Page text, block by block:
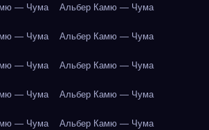
— Чума Альбер Камю — Чума
— Чума Альбер Камю — Чума
— Чума Альбер Камю — Чума
— Чума Альбер Камю — Чума
— Чума Альбер Камю — Чума